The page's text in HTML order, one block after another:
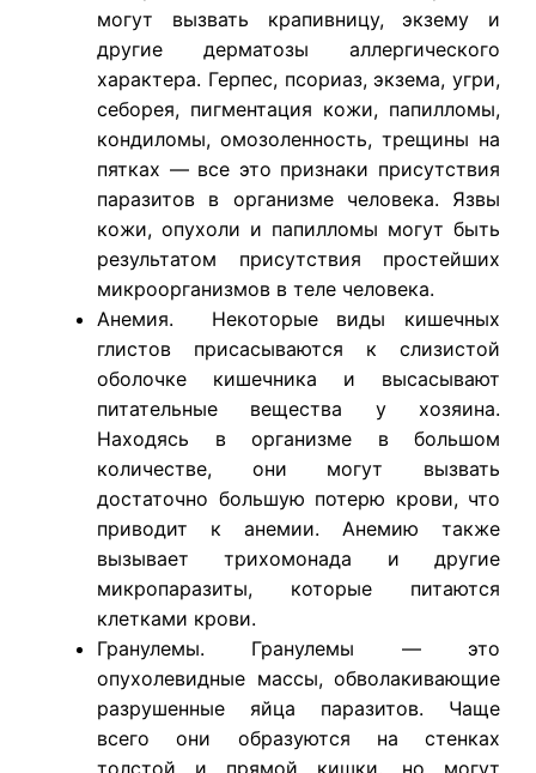
могут вызвать крапивницу, экзему и
другие дерматозы аллергического
характера. Герпес, псориаз, экзема, угри,
себорея, пигментация кожи, папилломы,
кондиломы, омозоленность, трещины на
пятках — все это признаки присутствия
паразитов в организме человека. Язвы
кожи, опухоли и папилломы могут быть
результатом присутствия простейших
микроорганизмов в теле человека.
Анемия. Некоторые виды кишечных
глистов присасываются к слизистой
оболочке кишечника и высасывают
питательные вещества у хозяина.
Находясь в организме в большом
количестве, они могут вызвать
достаточно большую потерю крови, что
приводит к анемии. Анемию также
вызывает трихомонада и другие
микропаразиты, которые питаются
клетками крови.
Гранулемы. Гранулемы — это
опухолевидные массы, обволакивающие
разрушенные яйца паразитов. Чаще
всего они образуются на стенках
толстой и прямой кишки, но могут